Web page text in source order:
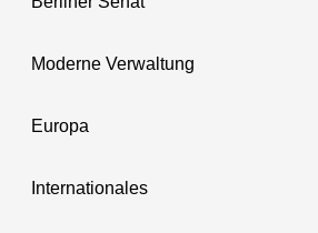
Moderne Verwaltung
Europa
Internationales